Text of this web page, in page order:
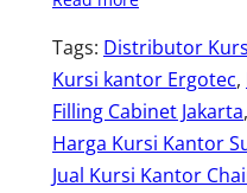
Tags: Distributor
Kursi kantor Ergotec,
Filling Cabinet Jakarta,
Harga Kursi Kantor
Jual Kursi Kantor